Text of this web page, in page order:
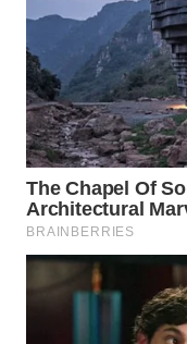
SERIBU
WN
TANGERANG
WN
BINJAI
WN
CIREBON